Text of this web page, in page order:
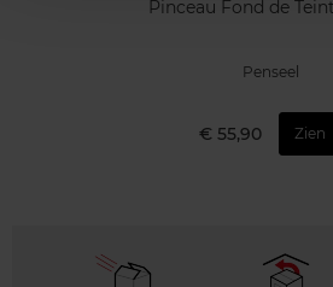
Pinceau Fond de
Penseel
€ 55,90 Zien